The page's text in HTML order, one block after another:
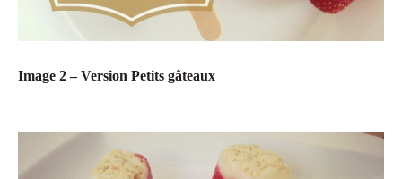
Image 2 – Version Petits gâteaux